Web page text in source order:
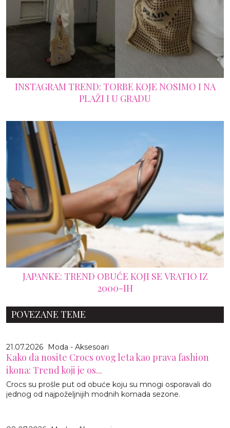
INSTAGRAM TREND: TORBE KOJE NOSIMO I NA
PLAŽI I U GRADU
JAPANKE: TREND OBUĆE KOJI SE VRATIO IZ
2000-IH
POVEZANE TEME
21.07.2026 Moda - Aksesoari
Kako da nosite Crocs ovog leta kao prava fashion
ikona: Trend koji je os...
Crocs su prošle put od obuće koju su mnogi osporavali do
jednog od najpoželjnijih modnih komada sezone.